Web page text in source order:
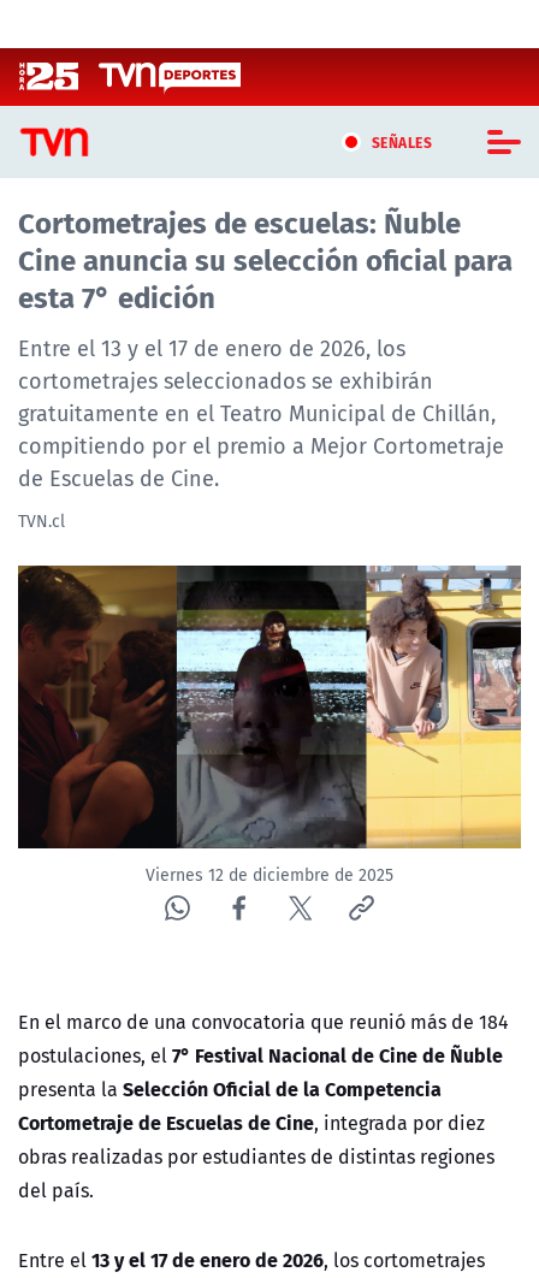
SEÑALES
CASTING MASTERCHEF CHILE
CASTING TVN VERTICAL
TVN VERTICAL
TVN PLAY
PROGRAMAS
TELESERIES
NTV
ACTUALIDAD Y TENDENCIAS
CORPORATIVO Y TRANSPARENCIA
CANAL DE DENUNCIAS
ÁREA DE PROYECTOS
Cortometrajes de escuelas: Ñuble
Cine anuncia su selección oficial para
esta 7° edición
Entre el 13 y el 17 de enero de 2026, los
cortometrajes seleccionados se exhibirán
gratuitamente en el Teatro Municipal de Chillán,
compitiendo por el premio a Mejor Cortometraje
de Escuelas de Cine.
TVN.cl
Viernes 12 de diciembre de 2025
En el marco de una convocatoria que reunió más de 184
postulaciones, el7° Festival Nacional de Cine de Ñuble
presenta la Selección Oficial de la Competencia
Cortometraje de Escuelas de Cine, integrada por diez
obras realizadas por estudiantes de distintas regiones
del país.
Entre el13 y el 17 de enero de 2026, los cortometrajes